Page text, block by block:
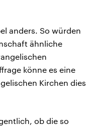
anders. So würden
ähnliche
könne es eine
Kirchen dies
ob die so